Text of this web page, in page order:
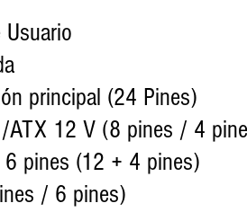
Usuario
principal (24 Pines)
V /ATX 12 V (8 pines / 4
x 6 pines (12 + 4 pines)
pines / 6 pines)